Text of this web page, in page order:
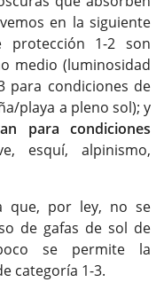
en la siguiente
1-2 son
medio (luminosidad
para condiciones de
playa a pleno sol); y
para condiciones
esquí, alpinismo,
que, por ley, no se
de gafas de sol de
se permite la
categoría 1-3.